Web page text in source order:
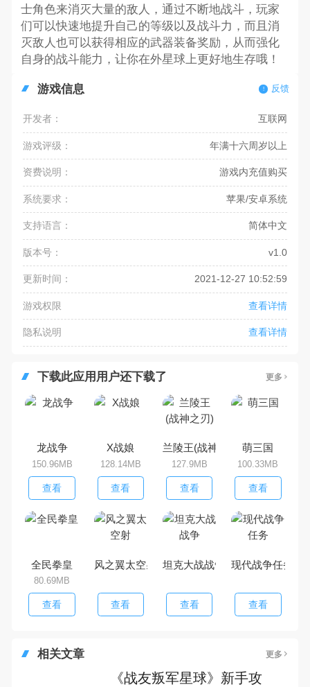
士角色来消灭大量的敌人，通过不断地战斗，玩家
们可以快速地提升自己的等级以及战斗力，而且消
灭敌人也可以获得相应的武器装备奖励，从而强化
自身的战斗能力，让你在外星球上更好地生存哦！
游戏信息 反馈
开发者： 互联网
游戏评级： 年满十六周岁以上
资费说明： 游戏内充值购买
系统要求： 苹果/安卓系统
支持语言： 简体中文
版本号： v1.0
更新时间： 2021-12-27 10:52:59
游戏权限 查看详情
隐私说明 查看详情
下载此应用用户还下载了 更多
龙战争
150.96MB
查看
X战娘
128.14MB
查看
兰陵王(战神之刃)
127.9MB
查看
萌三国
100.33MB
查看
全民拳皇
80.69MB
查看
风之翼太空射
查看
坦克大战战争
查看
现代战争任务
查看
相关文章 更多
《战友叛军星球》新手攻